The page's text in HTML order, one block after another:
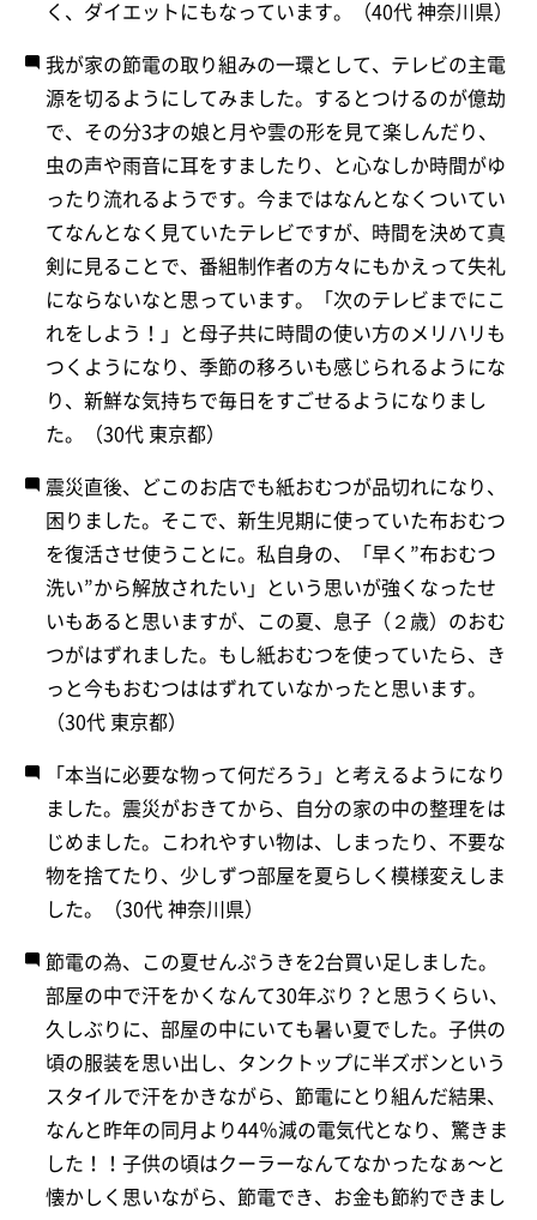
く、ダイエットにもなっています。（40代 神奈川県）
我が家の節電の取り組みの一環として、テレビの主電
源を切るようにしてみました。するとつけるのが億劫
で、その分3才の娘と月や雲の形を見て楽しんだり、
虫の声や雨音に耳をすましたり、と心なしか時間がゆ
ったり流れるようです。今まではなんとなくついてい
てなんとなく見ていたテレビですが、時間を決めて真
剣に見ることで、番組制作者の方々にもかえって失礼
にならないなと思っています。「次のテレビまでにこ
れをしよう！」と母子共に時間の使い方のメリハリも
つくようになり、季節の移ろいも感じられるようにな
り、新鮮な気持ちで毎日をすごせるようになりまし
た。（30代 東京都）
震災直後、どこのお店でも紙おむつが品切れになり、
困りました。そこで、新生児期に使っていた布おむつ
を復活させ使うことに。私自身の、「早く”布おむつ
洗い”から解放されたい」という思いが強くなったせ
いもあると思いますが、この夏、息子（２歳）のおむ
つがはずれました。もし紙おむつを使っていたら、き
っと今もおむつははずれていなかったと思います。
（30代 東京都）
「本当に必要な物って何だろう」と考えるようになり
ました。震災がおきてから、自分の家の中の整理をは
じめました。こわれやすい物は、しまったり、不要な
物を捨てたり、少しずつ部屋を夏らしく模様変えしま
した。（30代 神奈川県）
節電の為、この夏せんぷうきを2台買い足しました。
部屋の中で汗をかくなんて30年ぶり？と思うくらい、
久しぶりに、部屋の中にいても暑い夏でした。子供の
頃の服装を思い出し、タンクトップに半ズボンという
スタイルで汗をかきながら、節電にとり組んだ結果、
なんと昨年の同月より44％減の電気代となり、驚きま
した！！子供の頃はクーラーなんてなかったなぁ〜と
懐かしく思いながら、節電でき、お金も節約できまし